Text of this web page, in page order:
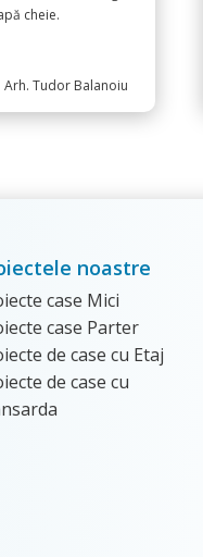
Arh. Tudor Balanoiu
noastre
case Mici
case Parter
de case cu Etaj
de case cu